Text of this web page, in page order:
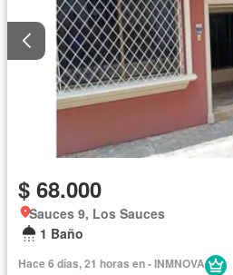
$ 68.000
Sauces 9, Los Sauces
1 Baño
Hace 6 días, 21 horas en - INMNOVA